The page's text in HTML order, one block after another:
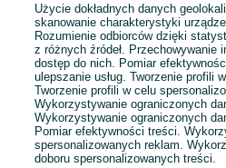
E-mail
Hasło
Użycie dokładnych danych
skanowanie charakterystyki
Rozumienie odbiorców dzięki
z różnych źródeł. Przechowywanie
dostęp do nich. Pomiar
ulepszanie usług. Tworzenie profili
Tworzenie profili w celu
Wykorzystywanie ograniczonych
Wykorzystywanie ograniczonych
Pomiar efektywności treści.
spersonalizowanych reklam.
doboru spersonalizowanych treści.